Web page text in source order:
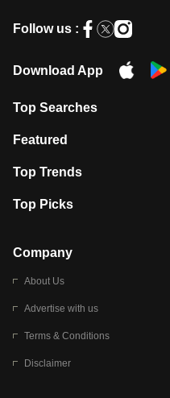
Follow us :
Download App
Top Searches
मुंबई में लगे 'जेन जी' के पोस्टर, लिखा- 'मैं
Featured
10 अगस्त को विधानसभा का घेराव करेंगे
Top Trends
RBI का नया नियम: अब बैंकों को अपनी सभी
Top Picks
बारिश की चेतावनी
Company
About Us
Advertise with us
Terms & Conditions
Disclaimer